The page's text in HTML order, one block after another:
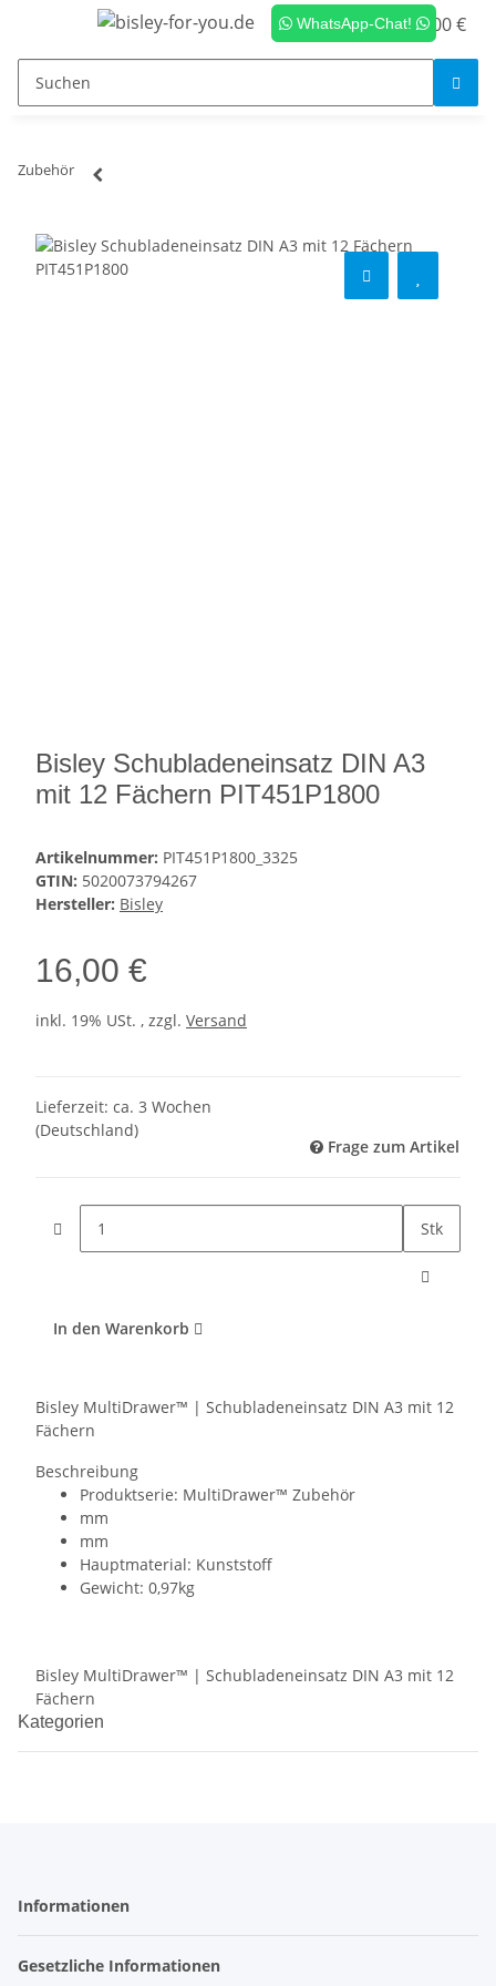
WhatsApp-Chat! 0,00 €
Zubehör
Bisley Schubladeneinsatz DIN A3
mit 12 Fächern PIT451P1800
Artikelnummer: PIT451P1800_3325
GTIN: 5020073794267
Hersteller: Bisley
16,00 €
inkl. 19% USt. , zzgl. Versand
Lieferzeit: ca. 3 Wochen
(Deutschland)
Frage zum Artikel
Stk
In den Warenkorb
Bisley MultiDrawer™ | Schubladeneinsatz DIN A3 mit 12
Fächern
Beschreibung
Produktserie: MultiDrawer™ Zubehör
mm
mm
Hauptmaterial: Kunststoff
Gewicht: 0,97kg
Bisley MultiDrawer™ | Schubladeneinsatz DIN A3 mit 12
Fächern
Kategorien
Informationen
Gesetzliche Informationen